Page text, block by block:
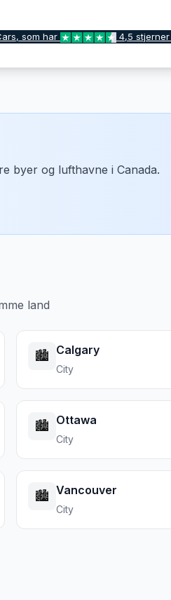
som har 4,5
byer og lufthavne i Canada.
land
🏙️ Calgary
City
🏙️ Ottawa
City
🏙️ Vancouver
City